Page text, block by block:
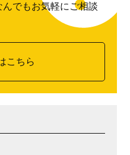
でもお気軽にご相談
こちら